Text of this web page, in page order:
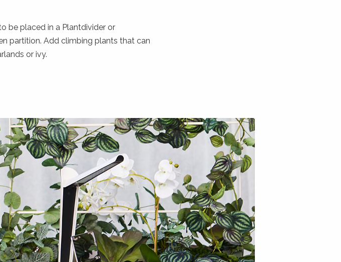
be placed in a Plantdivider or
partition. Add climbing plants that can
or ivy.